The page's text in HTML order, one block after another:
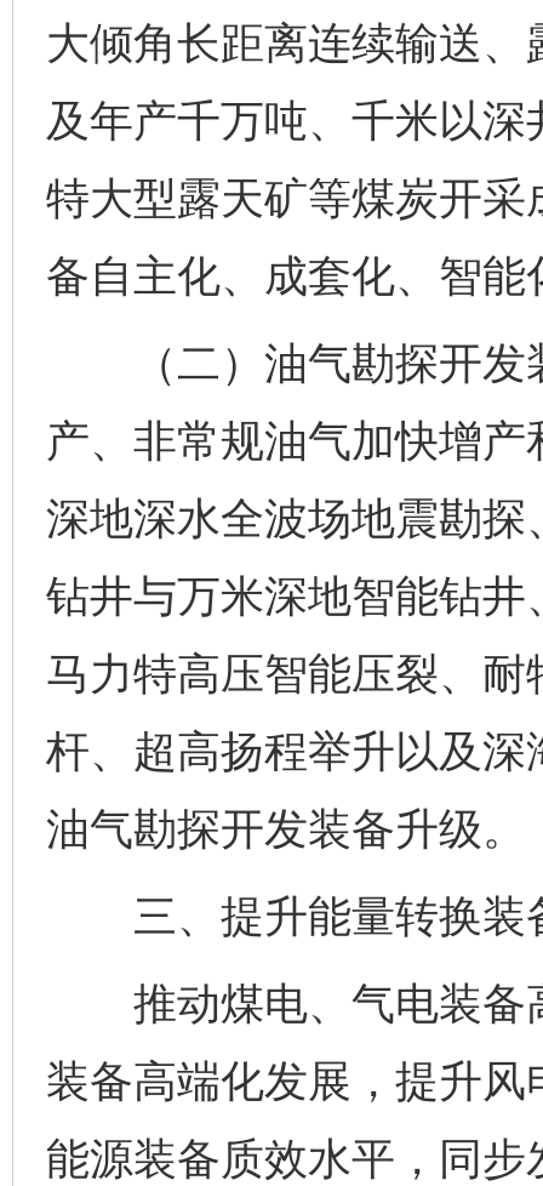
大倾角长距离连续输送
及年产千万吨、千米以
特大型露天矿等煤炭开
备自主化、成套化、智能
（二）油气勘探开发
产、非常规油气加快增
深地深水全波场地震勘
钻井与万米深地智能钻
马力特高压智能压裂、
杆、超高扬程举升以及
油气勘探开发装备升级。
三、提升能量转换装
推动煤电、气电装备
装备高端化发展，提升
能源装备质效水平，同